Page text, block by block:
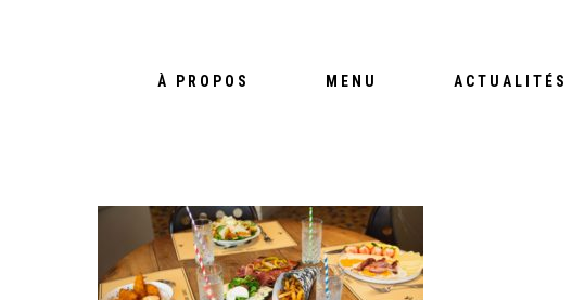
À PROPOS MENU ACTUALITÉS